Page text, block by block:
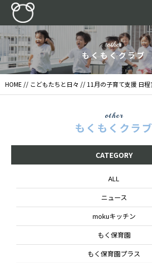
other
もくもくクラブ
HOME // こどもたちと日々 // 11月の子育て支援 日程
other
もくもくクラブ
CATEGORY
ALL
ニュース
mokuキッチン
もく保育園
もく保育園プラス